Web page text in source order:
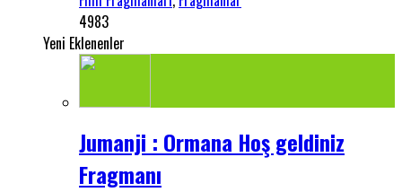
4983
Yeni Eklenenler
Jumanji : Ormana Hoş geldiniz
Fragmanı